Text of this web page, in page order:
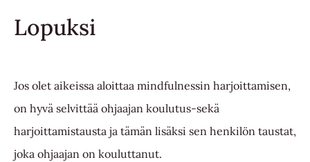
Lopuksi
Jos olet aikeissa aloittaa mindfulnessin harjoittamisen,
on hyvä selvittää ohjaajan koulutus-sekä
harjoittamistausta ja tämän lisäksi sen henkilön taustat,
joka ohjaajan on kouluttanut.